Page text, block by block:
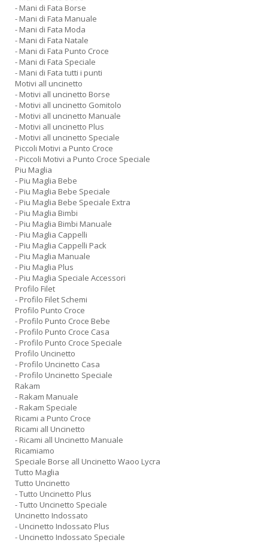
- Mani di Fata Borse
- Mani di Fata Manuale
- Mani di Fata Moda
- Mani di Fata Natale
- Mani di Fata Punto Croce
- Mani di Fata Speciale
- Mani di Fata tutti i punti
Motivi all uncinetto
- Motivi all uncinetto Borse
- Motivi all uncinetto Gomitolo
- Motivi all uncinetto Manuale
- Motivi all uncinetto Plus
- Motivi all uncinetto Speciale
Piccoli Motivi a Punto Croce
- Piccoli Motivi a Punto Croce Speciale
Piu Maglia
- Piu Maglia Bebe
- Piu Maglia Bebe Speciale
- Piu Maglia Bebe Speciale Extra
- Piu Maglia Bimbi
- Piu Maglia Bimbi Manuale
- Piu Maglia Cappelli
- Piu Maglia Cappelli Pack
- Piu Maglia Manuale
- Piu Maglia Plus
- Piu Maglia Speciale Accessori
Profilo Filet
- Profilo Filet Schemi
Profilo Punto Croce
- Profilo Punto Croce Bebe
- Profilo Punto Croce Casa
- Profilo Punto Croce Speciale
Profilo Uncinetto
- Profilo Uncinetto Casa
- Profilo Uncinetto Speciale
Rakam
- Rakam Manuale
- Rakam Speciale
Ricami a Punto Croce
Ricami all Uncinetto
- Ricami all Uncinetto Manuale
Ricamiamo
Speciale Borse all Uncinetto Waoo Lycra
Tutto Maglia
Tutto Uncinetto
- Tutto Uncinetto Plus
- Tutto Uncinetto Speciale
Uncinetto Indossato
- Uncinetto Indossato Plus
- Uncinetto Indossato Speciale